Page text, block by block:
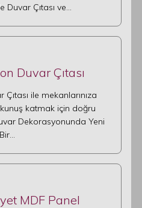
Duvar Çıtası ve…
Duvar Çıtası
ile mekanlarınıza
katmak için doğru
Dekorasyonunda Yeni
Bir…
MDF Panel